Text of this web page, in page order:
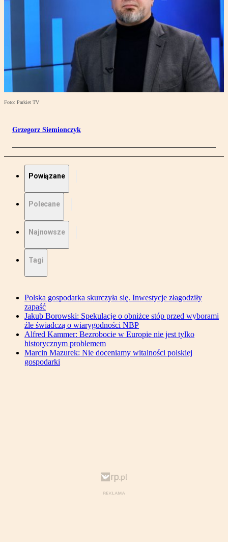
Foto: Parkiet TV
Grzegorz Siemionczyk
Powiązane
Polecane
Najnowsze
Tagi
Polska gospodarka skurczyła się. Inwestycje złagodziły
zapaść
Jakub Borowski: Spekulacje o obniżce stóp przed wyborami
źle świadczą o wiarygodności NBP
Alfred Kammer: Bezrobocie w Europie nie jest tylko
historycznym problemem
Marcin Mazurek: Nie doceniamy witalności polskiej
gospodarki